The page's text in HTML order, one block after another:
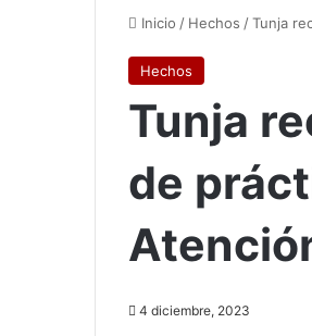
Inicio / Hechos /Tunja
Hechos
Tunja
de
4 diciembre, 2023